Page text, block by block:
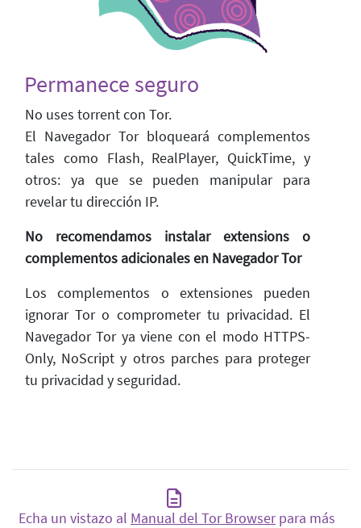
Permanece seguro
No uses torrent con Tor.
El Navegador Tor bloqueará complementos
tales como Flash, RealPlayer, QuickTime, y
otros: ya que se pueden manipular para
revelar tu dirección IP.
No recomendamos instalar extensions o
complementos adicionales en Navegador Tor
Los complementos o extensiones pueden
ignorar Tor o comprometer tu privacidad. El
Navegador Tor ya viene con el modo HTTPS-
Only, NoScript y otros parches para proteger
tu privacidad y seguridad.
Echa un vistazo al Manual del Tor Browserpara más